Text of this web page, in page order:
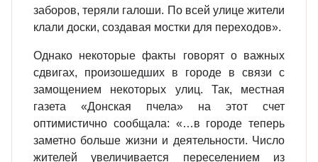
заборов, теряли галоши. По всей улице жители
клали доски, создавая мостки для переходов».
Однако некоторые факты говорят о важных
сдвигах, произошедших в городе в связи с
замощением некоторых улиц. Так, местная
газета «Донская пчела» на этот счет
оптимистично сообщала: «…в городе теперь
заметно больше жизни и деятельности. Число
жителей увеличивается переселением из